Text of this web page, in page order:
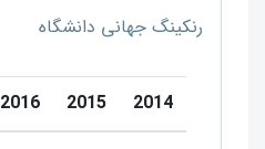
رنکینگ جهانی دانشگاه
2014
2015
2016